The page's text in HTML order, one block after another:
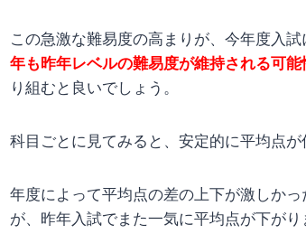
この急激な難易度の高まりが、今年度入
年も昨年レベルの難易度が維持される可
り組むと良いでしょう。
科目ごとに見てみると、安定的に平均点が
年度によって平均点の差の上下が激しか
が、昨年入試でまた一気に平均点が下がり